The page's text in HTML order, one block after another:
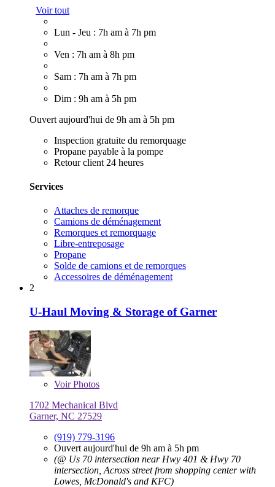
Voir tout
Lun - Jeu : 7h am à 7h pm
Ven : 7h am à 8h pm
Sam : 7h am à 7h pm
Dim : 9h am à 5h pm
Ouvert aujourd'hui de 9h am à 5h pm
Inspection gratuite du remorquage
Propane payable à la pompe
Retour client 24 heures
Services
Attaches de remorque
Camions de déménagement
Remorques et remorquage
Libre-entreposage
Propane
Solde de camions et de remorques
Accessoires de déménagement
2
U-Haul Moving & Storage of Garner
VoirPhotos
1702 Mechanical Blvd
Garner, NC 27529
(919) 779-3196
Ouvert aujourd'hui de 9h am à 5h pm
(@ Us 70 intersection near Hwy 401 & Hwy 70
intersection, Across street from shopping center with
Lowes, McDonald's and KFC)